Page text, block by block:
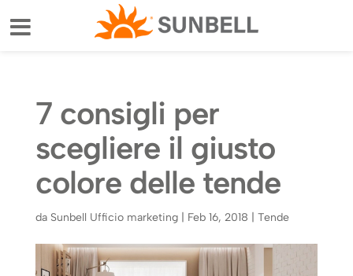
7 consigli per
scegliere il giusto
colore delle tende
da Sunbell Ufficio marketing| Feb 16, 2018 Tende